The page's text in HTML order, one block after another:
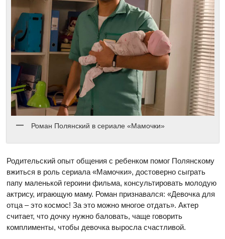
Роман Полянский в сериале «Мамочки»
Родительский опыт общения с ребенком помог Полянскому
вжиться в роль сериала «Мамочки», достоверно сыграть
папу маленькой героини фильма, консультировать молодую
актрису, играющую маму. Роман признавался: «Девочка для
отца – это космос! За это можно многое отдать». Актер
считает, что дочку нужно баловать, чаще говорить
комплименты, чтобы девочка выросла счастливой.